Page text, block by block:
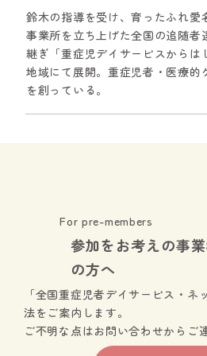
鈴木の指導を受け、育ったふれ愛
事業所を立ち上げた全国の追随者
継ぎ「重症児デイサービスからは
地域にて展開。重症児者・医療的
を創っている。
For pre-members
参加をお考えの事
の方へ
「全国重症児者デイサービス・ネ
法をご案内します。
ご不明な点はお問い合わせからご